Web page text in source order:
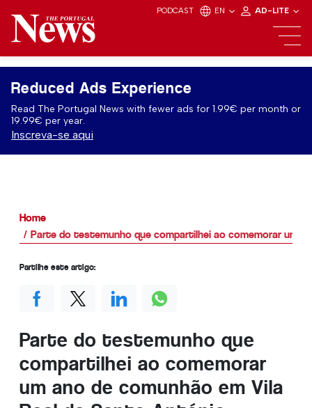
PODCAST EN AD-LITE
Reduced Ads Experience
Read The Portugal News with fewer ads for 1.99€ per month or
19.99€ per year.
Inscreva-se aqui
Home
Parte do testemunho que compartilhei ao comemorar um
Parte do testemunho que
compartilhei ao comemorar
um ano de comunhão em Vila
Partilhe este artigo: